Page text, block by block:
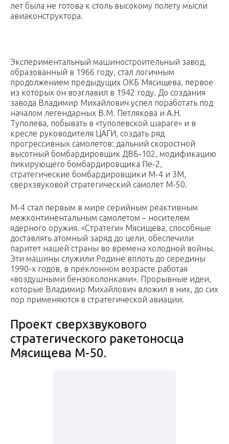
лет была не готова к столь высокому полету мысли
авиаконструктора.
Экспериментальный машиностроительный завод,
образованный в 1966 году, стал логичным
продолжением предыдущих ОКБ Мясищева, первое
из которых он возглавил в 1942 году. До создания
завода Владимир Михайлович успел поработать под
началом легендарных В.М. Петлякова и А.Н.
Туполева, побывать в «туполевской шараге» и в
кресле руководителя ЦАГИ, создать ряд
прогрессивных самолетов: дальний скоростной
высотный бомбардировщик ДВБ-102, модификацию
пикирующего бомбардировщика Пе-2,
стратегические бомбардировщики М-4 и 3М,
сверхзвуковой стратегический самолет М-50.
М-4 стал первым в мире серийным реактивным
межконтинентальным самолетом – носителем
ядерного оружия. «Стратеги» Мясищева, способные
доставлять атомный заряд до цели, обеспечили
паритет нашей страны во времена холодной войны.
Эти машины служили Родине вплоть до середины
1990-х годов, в преклонном возрасте работая
«воздушными бензоколонками». Прорывные идеи,
которые Владимир Михайлович вложил в них, до сих
пор применяются в стратегической авиации.
Проект сверхзвукового
стратегического ракетоносца
Мясищева М-50.